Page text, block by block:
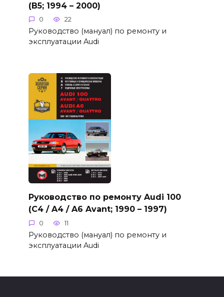
(B5; 1994 – 2000)
0 22
Руководство (мануал) по ремонту и
эксплуатации Audi
Руководство по ремонту Audi 100
(C4 / A4 / A6 Avant; 1990 – 1997)
0 11
Руководство (мануал) по ремонту и
эксплуатации Audi